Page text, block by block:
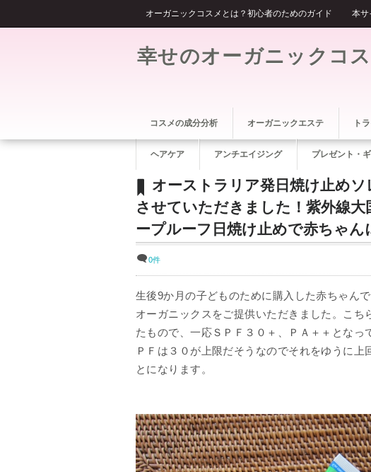
幸せのオーガニックコ
オーストラリア発日焼け止め
させていただきました！紫外線
ープルーフ日焼け止めで赤ちゃん
0件
生後9か月の子どものために購入した赤ちゃん
オーガニックスをご提供いただきました。こ
たもので、一応ＳＰＦ３０＋、ＰＡ＋＋となっ
ＰＦは３０が上限だそうなのでそれをゆうに
とになります。
オーガニックコスメとは？初心者のためのガイド 本サ
コスメの成分分析 オーガニックエステ ト
ヘアケア アンチエイジング プレゼント・